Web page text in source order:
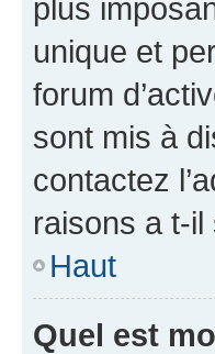
plus
unique et
forum
sont mis à
contactez
raisons a t-
Haut
Quel est